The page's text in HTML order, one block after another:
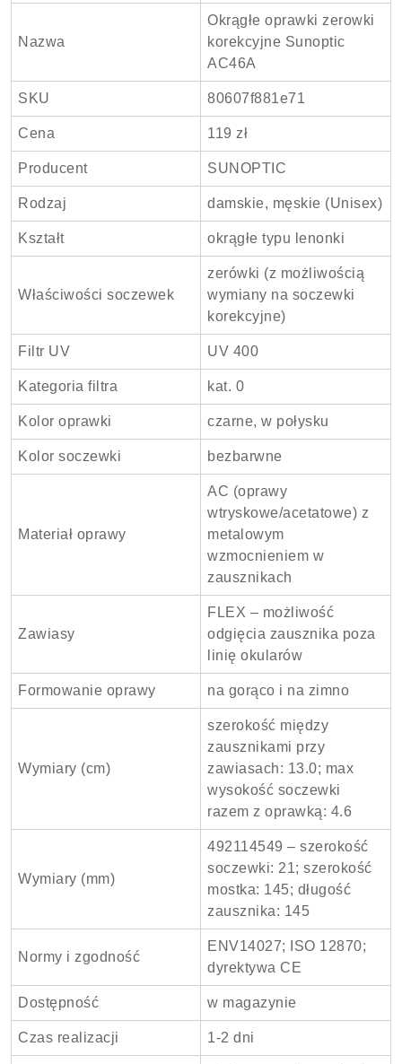
Nazwa
Okrągłe oprawki zerowki
korekcyjne Sunoptic
AC46A
SKU 80607f881e71
Cena 119 zł
Producent SUNOPTIC
Rodzaj damskie, męskie (Unisex)
Kształt okrągłe typu lenonki
Właściwości soczewek
zerówki (z możliwością
wymiany na soczewki
korekcyjne)
Filtr UV UV 400
Kategoria filtra kat. 0
Kolor oprawki czarne, w połysku
Kolor soczewki bezbarwne
Materiał oprawy
AC (oprawy
wtryskowe/acetatowe) z
metalowym
wzmocnieniem w
zausznikach
Zawiasy
FLEX – możliwość
odgięcia zausznika poza
linię okularów
Formowanie oprawy na gorąco i na zimno
Wymiary (cm)
szerokość między
zausznikami przy
zawiasach: 13.0; max
wysokość soczewki
razem z oprawką: 4.6
Wymiary (mm)
492114549 – szerokość
soczewki: 21; szerokość
mostka: 145; długość
zausznika: 145
Normy i zgodność
ENV14027; ISO 12870;
dyrektywa CE
Dostępność w magazynie
Czas realizacji 1-2 dni